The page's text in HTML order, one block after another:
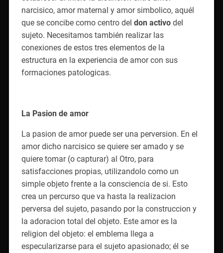
narcisico, amor maternal y amor simbolico, aquél
que se concibe como centro del don activodel
sujeto. Necesitamos también realizar las
conexiones de estos tres elementos de la
estructura en la experiencia de amor con sus
formaciones patologicas.
La Pasion de amor
La pasion de amor puede ser una perversion. En el
amor dicho narcisico se quiere ser amado y se
quiere tomar (o capturar) al Otro, para
satisfacciones propias, utilizandolo como un
simple objeto frente a la consciencia de si. Esto
crea un percurso que va hasta la realizacion
perversa del sujeto, pasando por la construccion y
la adoracion total del objeto. Este amor es la
religion del objeto: el emblema llega a
especularizarse para el sujeto apasionado; él se